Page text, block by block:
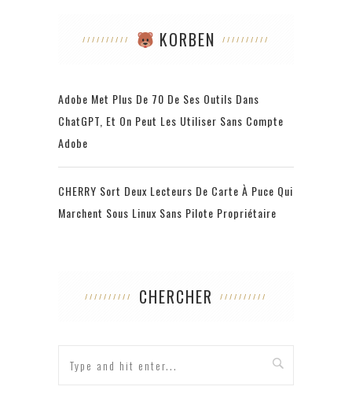
KORBEN
Adobe Met Plus De 70 De Ses Outils Dans
ChatGPT, Et On Peut Les Utiliser Sans Compte
Adobe
CHERRY Sort Deux Lecteurs De Carte À Puce Qui
Marchent Sous Linux Sans Pilote Propriétaire
CHERCHER